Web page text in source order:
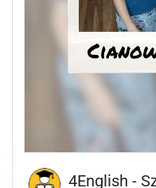
4English -